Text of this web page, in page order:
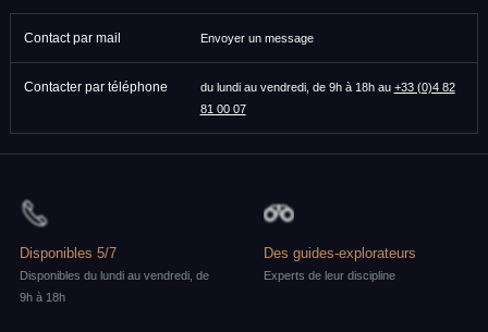
Contact par mail Envoyer un message
Contacter par téléphone du lundi au vendredi, de 9h à 18h au +33 (0)4 82
81 00 07
Disponibles 5/7
Disponibles du lundi au vendredi, de
9h à 18h
Des guides-explorateurs
Experts de leur discipline